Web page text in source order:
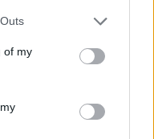
of my